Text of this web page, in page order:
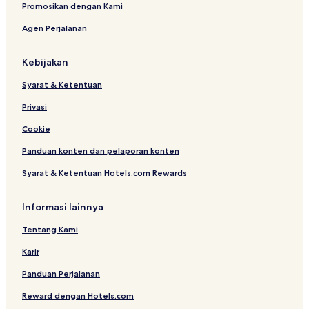
w
f
l
d
b
y
H
Promosikan dengan Kami
Agen Perjalanan
Kebijakan
Syarat & Ketentuan
Privasi
Cookie
Panduan konten dan pelaporan konten
Syarat & Ketentuan Hotels.com Rewards
Informasi lainnya
Tentang Kami
Karir
Panduan Perjalanan
Reward dengan Hotels.com